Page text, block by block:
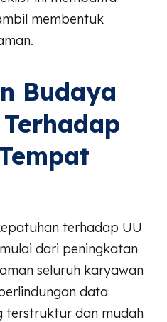
membentuk
Budaya
terhadap UU
dari peningkatan
seluruh karyawan
data
terstruktur dan mudah